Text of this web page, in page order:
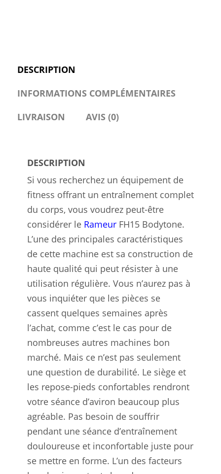
DESCRIPTION
INFORMATIONS COMPLÉMENTAIRES
LIVRAISON
AVIS (0)
DESCRIPTION
Si vous recherchez un équipement de
fitness offrant un entraînement complet
du corps, vous voudrez peut-être
considérer le Rameur FH15 Bodytone.
L’une des principales caractéristiques
de cette machine est sa construction de
haute qualité qui peut résister à une
utilisation régulière. Vous n’aurez pas à
vous inquiéter que les pièces se
cassent quelques semaines après
l’achat, comme c’est le cas pour de
nombreuses autres machines bon
marché. Mais ce n’est pas seulement
une question de durabilité. Le siège et
les repose-pieds confortables rendront
votre séance d’aviron beaucoup plus
agréable. Pas besoin de souffrir
pendant une séance d’entraînement
douloureuse et inconfortable juste pour
se mettre en forme. L’un des facteurs